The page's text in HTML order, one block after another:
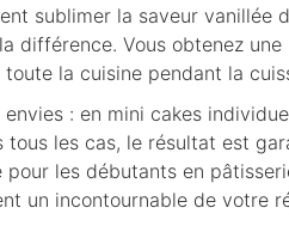
sublimer la saveur vanillée
différence. Vous obtenez une
la cuisine pendant la
: en mini cakes
les cas, le résultat est
les débutants en
un incontournable de votre